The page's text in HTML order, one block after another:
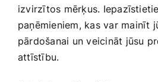
Preces birojam
izvirzītos mērķus.​
paņēmieniem, kas var mainīt
pārdošanai un veicināt jūsu
attīstību.